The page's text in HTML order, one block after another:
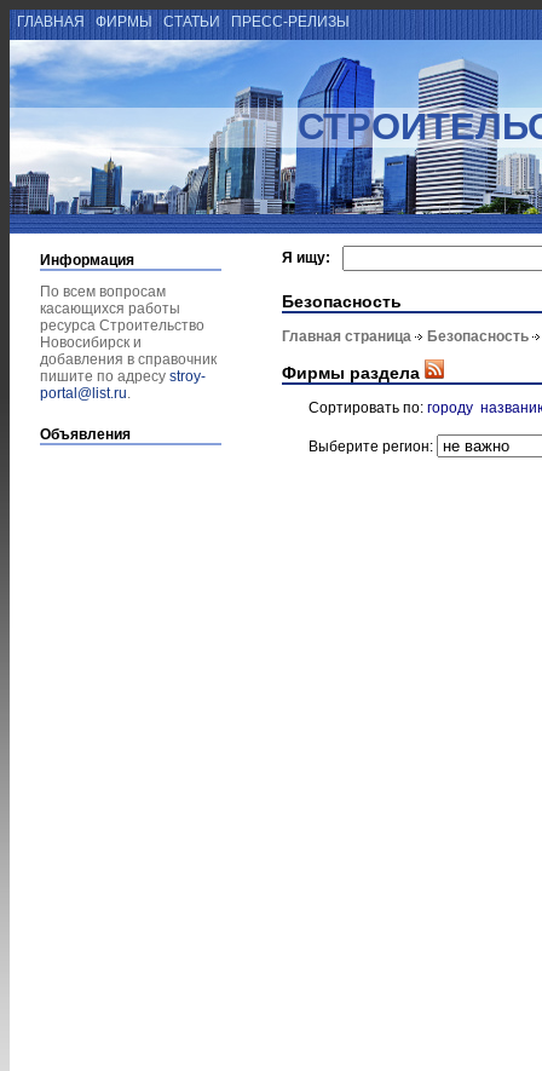
ГЛАВНАЯ ФИРМЫ СТАТЬИ ПРЕСС-РЕЛИЗЫ
Информация
По всем вопросам
касающихся работы
ресурса Строительство
Новосибирск и
добавления в справочник
пишите по адресу stroy-
portal@list.ru.
Объявления
Я ищу:
Безопасность
Главная страница Безопасность
Фирмы раздела
Сортировать по: городу
Выберите регион: